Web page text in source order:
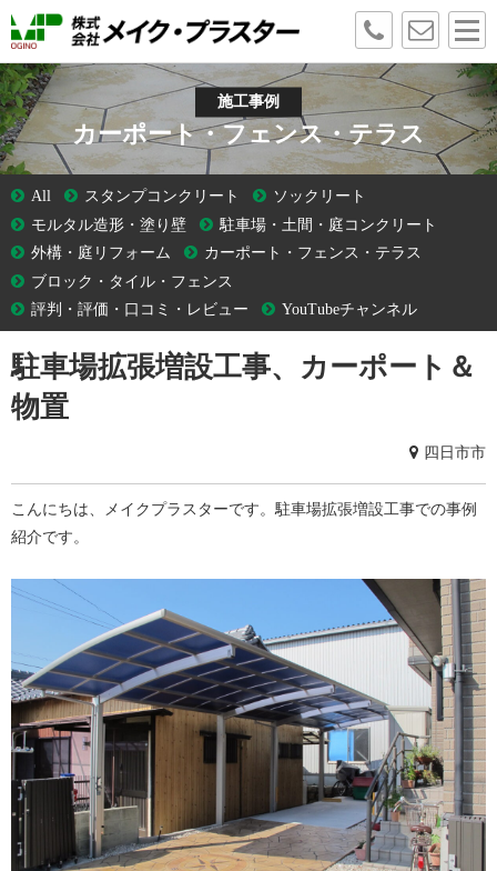
施工事例
カーポート・フェンス・テラス
All スタンプコンクリート
ソックリート
モルタル造形・塗り壁
駐車場・土間・庭コンクリート
外構・庭リフォーム
カーポート・フェンス・テラス
ブロック・タイル・フェンス
評判・評価・口コミ・レビュー
YouTubeチャンネル
駐車場拡張増設工事、カーポート＆
物置
四日市市
こんにちは、メイクプラスターです。駐車場拡張増設工事での事例
紹介です。